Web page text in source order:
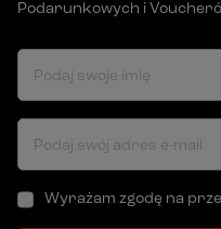
Podarunkowych i
Podaj swoje imię
Podaj swój adres e-mail
Wyrażam zgodę na